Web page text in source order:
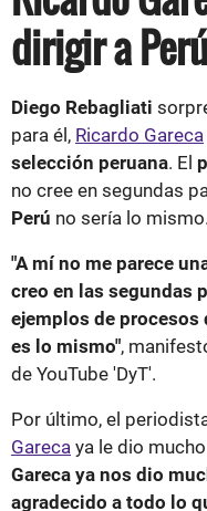
dirigir a Perú
Diego Rebagliati
para él, Ricardo Gareca
selección peruana. El
no cree en segundas
Perú no sería lo mismo.
"A mí no me parece
creo en las segundas
ejemplos de procesos
es lo mismo",
de YouTube 'DyT'.
Por último, el
Gareca ya le dio
Gareca ya nos dio
agradecido a todo lo